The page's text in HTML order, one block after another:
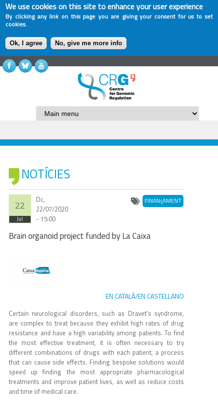
We use cookies on this site to enhance your user experience
By clicking any link on this page you are giving your consent for us to set
cookies.
Ok, I agree No, give me more info
NOTÍCIES
22
Jul
Dc,
22/07/2020
- 15:00
FINANçAMENT
Brain organoid project funded by La Caixa
EN CATALÀ/EN CASTELLANO
Certain neurological disorders, such as Dravet's syndrome,
are complex to treat because they exhibit high rates of drug
resistance and have a high variability among patients. To find
the most effective treatment, it is often necessary to try
different combinations of drugs with each patient, a process
that can cause side effects. Finding bespoke solutions would
speed up finding the most appropriate pharmacological
treatments and improve patient lives, as well as reduce costs
and time of medical care.